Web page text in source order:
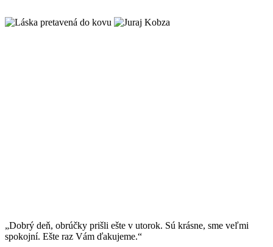
„Dobrý deň, obrúčky prišli ešte v utorok. Sú krásne, sme veľmi
spokojní. Ešte raz Vám ďakujeme.“